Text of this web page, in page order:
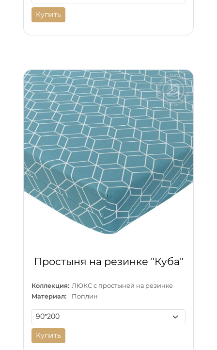
Купить
Простыня на резинке "Куба"
Коллекция: ЛЮКС с простыней на резинке
Материал:
Поплин
Купить